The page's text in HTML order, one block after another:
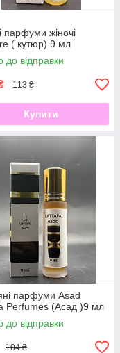
парфуми жіночі
( кутюр) 9 мл
до відправки
113 ₴
Купити
парфуми Asad
Perfumes (Асад )9 мл
до відправки
104 ₴